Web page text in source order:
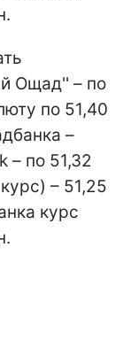
Ощад'' – по
по 51,40
–
– по 51,32
– 51,25
курс